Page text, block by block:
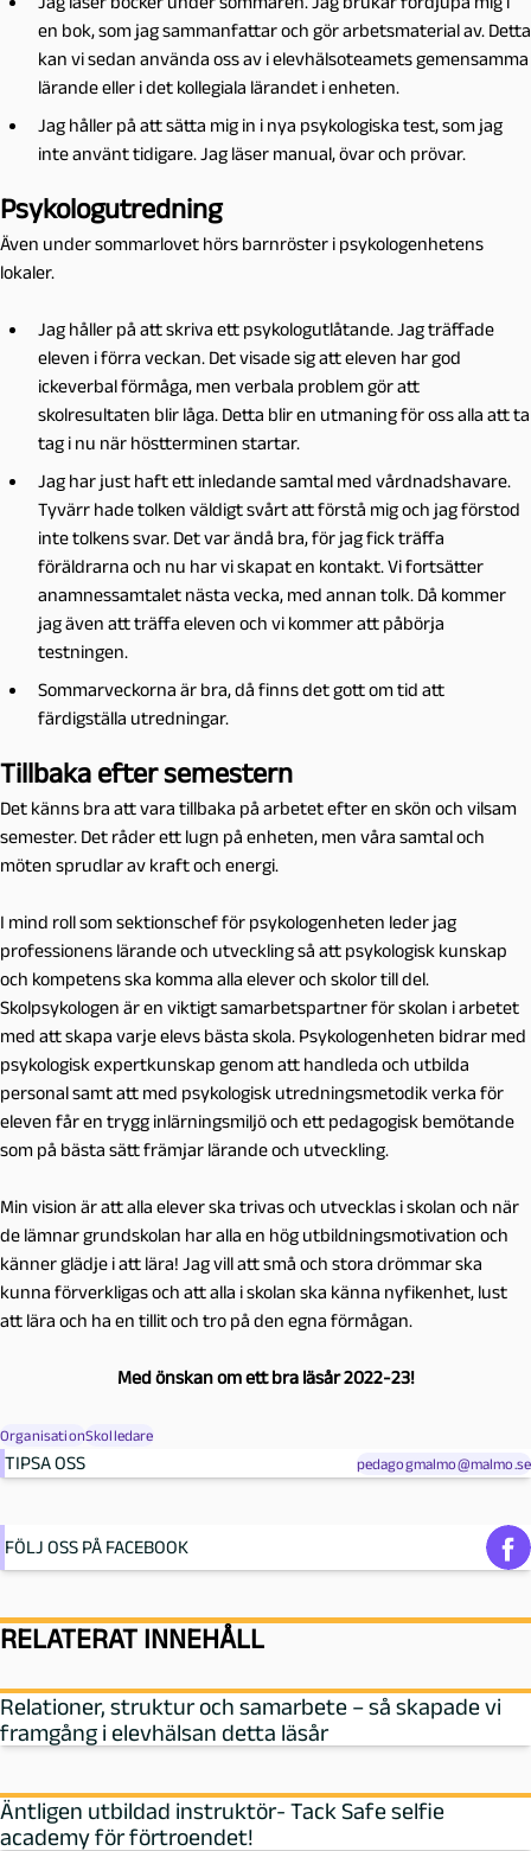
en bok, som jag sammanfattar och gör arbetsmaterial av. Detta
kan vi sedan använda oss av i elevhälsoteamets gemensamma
lärande eller i det kollegiala lärandet i enheten.
Jag håller på att sätta mig in i nya psykologiska test, som jag
inte använt tidigare. Jag läser manual, övar och prövar.
Psykologutredning
Även under sommarlovet hörs barnröster i psykologenhetens
lokaler.
Jag håller på att skriva ett psykologutlåtande. Jag träffade
eleven i förra veckan. Det visade sig att eleven har god
ickeverbal förmåga, men verbala problem gör att
skolresultaten blir låga. Detta blir en utmaning för oss alla att ta
tag i nu när höstterminen startar.
Jag har just haft ett inledande samtal med vårdnadshavare.
Tyvärr hade tolken väldigt svårt att förstå mig och jag förstod
inte tolkens svar. Det var ändå bra, för jag fick träffa
föräldrarna och nu har vi skapat en kontakt. Vi fortsätter
anamnessamtalet nästa vecka, med annan tolk. Då kommer
jag även att träffa eleven och vi kommer att påbörja
testningen.
Sommarveckorna är bra, då finns det gott om tid att
färdigställa utredningar.
Tillbaka efter semestern
Det känns bra att vara tillbaka på arbetet efter en skön och vilsam
semester. Det råder ett lugn på enheten, men våra samtal och
möten sprudlar av kraft och energi.
I mind roll som sektionschef för psykologenheten leder jag
professionens lärande och utveckling så att psykologisk kunskap
och kompetens ska komma alla elever och skolor till del.
Skolpsykologen är en viktigt samarbetspartner för skolan i arbetet
med att skapa varje elevs bästa skola. Psykologenheten bidrar med
psykologisk expertkunskap genom att handleda och utbilda
personal samt att med psykologisk utredningsmetodik verka för
eleven får en trygg inlärningsmiljö och ett pedagogisk bemötande
som på bästa sätt främjar lärande och utveckling.
Min vision är att alla elever ska trivas och utvecklas i skolan och när
de lämnar grundskolan har alla en hög utbildningsmotivation och
känner glädje i att lära! Jag vill att små och stora drömmar ska
kunna förverkligas och att alla i skolan ska känna nyfikenhet, lust
att lära och ha en tillit och tro på den egna förmågan.
Med önskan om ett bra läsår 2022-23!
OrganisationSkolledare
TIPSA OSS pedagogmalmo@malmo.se
FÖLJ OSS PÅ FACEBOOK
RELATERAT INNEHÅLL
Relationer, struktur och samarbete – så skapade vi
framgång i elevhälsan detta läsår
Äntligen utbildad instruktör- Tack Safe selfie
academy för förtroendet!